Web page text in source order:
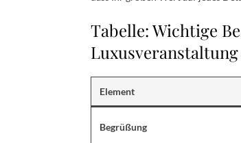
Tabelle: Wichtige
Luxusveranstaltung
Element
Begrüßung